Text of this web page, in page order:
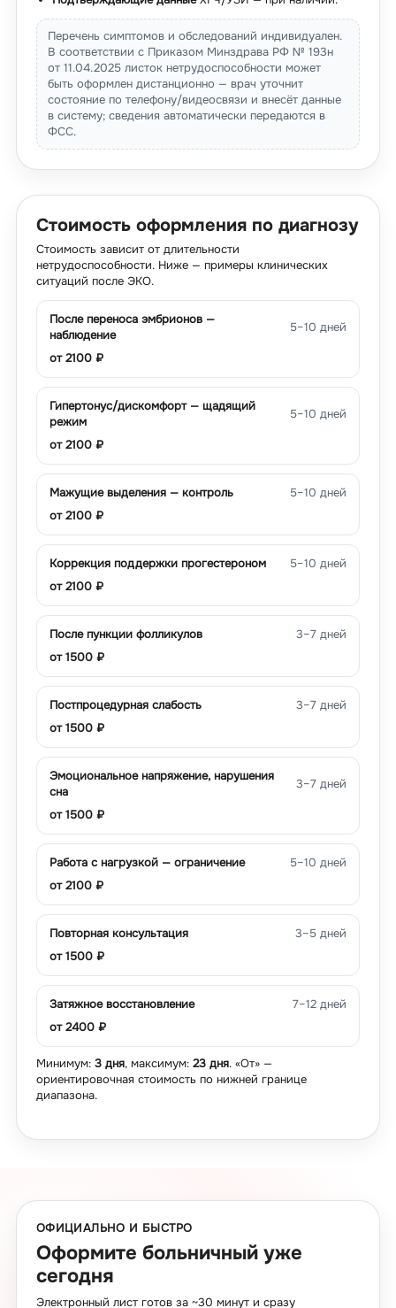
Перечень симптомов и обследований индивидуален.
В соответствии с Приказом Минздрава РФ № 193н
от 11.04.2025 листок нетрудоспособности может
быть оформлен дистанционно — врач уточнит
состояние по телефону/видеосвязи и внесёт данные
в систему; сведения автоматически передаются в
ФСС.
Стоимость оформления по диагнозу
Стоимость зависит от длительности
нетрудоспособности. Ниже — примеры клинических
ситуаций после ЭКО.
После переноса эмбрионов —
наблюдение
5–10 дней
от2100 ₽
Гипертонус/дискомфорт — щадящий
режим
5–10 дней
от2100 ₽
Мажущие выделения — контроль
5–10 дней
от2100 ₽
Коррекция поддержки прогестероном
5–10 дней
от2100 ₽
После пункции фолликулов
3–7 дней
от1500 ₽
Постпроцедурная слабость
3–7 дней
от1500 ₽
Эмоциональное напряжение, нарушения
сна
3–7 дней
от1500 ₽
Работа с нагрузкой — ограничение
5–10 дней
от2100 ₽
Повторная консультация
3–5 дней
от1500 ₽
Затяжное восстановление
7–12 дней
от2400 ₽
Минимум: 3 дня, максимум: 23 дня. «От» —
ориентировочная стоимость по нижней границе
диапазона.
ОФИЦИАЛЬНО И БЫСТРО
Оформите больничный уже
сегодня
Электронный лист готов за ~30 минут и сразу